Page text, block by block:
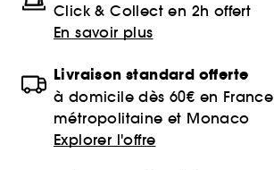
Click & Collect en 2h offert
En savoir plus
Livraison standard offerte
à domicile dès 60€ en France
métropolitaine et Monaco
Explorer l'offre